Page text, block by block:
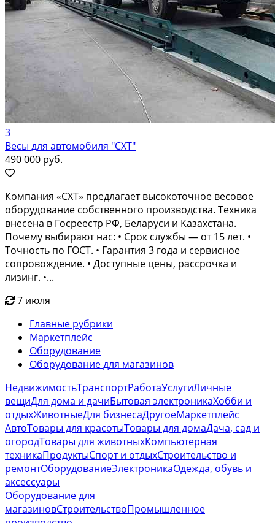
3
Весы для автомобиля "СХТ"
490 000 руб.
Компания «СХТ» предлагает высокоточное весовое
оборудование собственного производства. Техника
внесена в Госреестр РФ, Беларуси и Казахстана.
Почему выбирают нас: • Срок службы — от 15 лет. •
Точность по ГОСТ. • Гарантия 3 года и сервисное
сопровождение. • Доступные цены, рассрочка и
лизинг. •...
7 июля
Главные рубрики
Маркетплейс
Оборудование
Оборудование для магазинов
НедвижимостьТранспортРаботаУслугиЛичные
вещиДля дома и дачиБытовая электроникаХобби и
отдыхЖивотныеДля бизнесаДругоеМаркетплейс
АвтоТовары для красотыТовары для домаДача, сад и
огородТовары для животныхКомпьютерная
техникаПродуктыСпорт и отдыхСтроительство и
ремонтОборудованиеЭлектроникаОдежда, обувь и
аксессуары
Оборудование для
магазиновСтроительствоПромышленное